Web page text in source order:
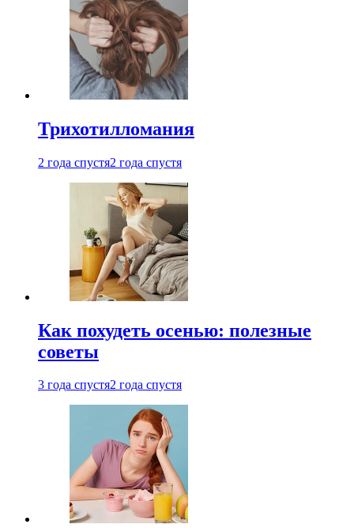
Трихотилломания
2 года спустя2 года спустя
Как похудеть осенью: полезные
советы
3 года спустя2 года спустя